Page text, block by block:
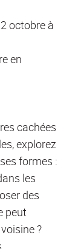
octobre à
en
cachées
explorez
formes :
les
des
peut
?